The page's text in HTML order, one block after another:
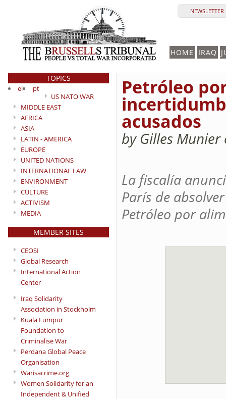
HOME IRAQ
TOPICS
el
pt
US NATO WAR
MIDDLE EAST
AFRICA
ASIA
LATIN - AMERICA
EUROPE
UNITED NATIONS
INTERNATIONAL LAW
ENVIRONMENT
CULTURE
ACTIVISM
MEDIA
MEMBER SITES
CEOSI
Global Research
International Action
Center
Iraq Solidarity
Association in Stockholm
Kuala Lumpur
Foundation to
Criminalise War
Perdana Global Peace
Organisation
Warisacrime.org
Women Solidarity for an
Independent & Unified
Petróleo
acusados
by Gilles Munier
La fiscalía
París de
Petróleo por